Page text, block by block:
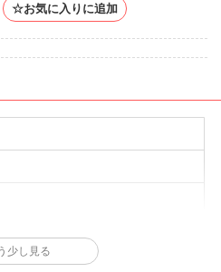
☆お気に入りに追加
少し見る